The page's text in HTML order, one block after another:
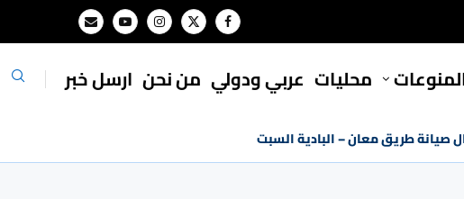
محليات ⁠عربي ودولي من نحن ارسل خبر
صيانة طريق معان – البادية السبت